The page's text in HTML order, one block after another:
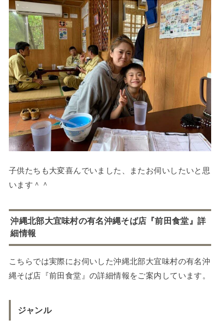
子供たちも大変喜んでいました、またお伺いしたいと思
います＾＾
沖縄北部大宜味村の有名沖縄そば店『前田食堂』詳
細情報
こちらでは実際にお伺いした沖縄北部大宜味村の有名沖
縄そば店『前田食堂』の詳細情報をご案内しています。
ジャンル